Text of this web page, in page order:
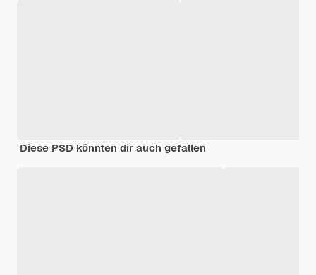
Diese PSD könnten dir auch gefallen